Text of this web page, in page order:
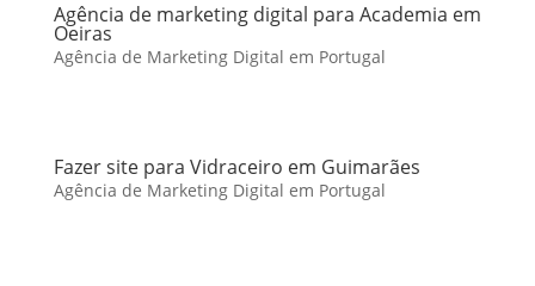
Agência de marketing digital para Academia em
Oeiras
Agência de Marketing Digital em Portugal
Fazer site para Vidraceiro em Guimarães
Agência de Marketing Digital em Portugal